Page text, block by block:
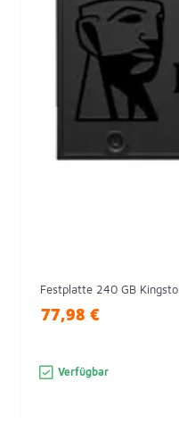
Festplatte 240 GB
77,98 €
Verfügbar